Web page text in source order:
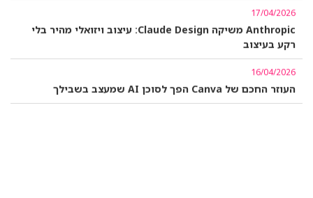
17/04/2026
Anthropic משיקה Claude Design: עיצוב ויזואלי מהיר בלי
רקע בעיצוב
16/04/2026
העוזר החכם של Canva הפך לסוכן AI שמעצב בשבילך